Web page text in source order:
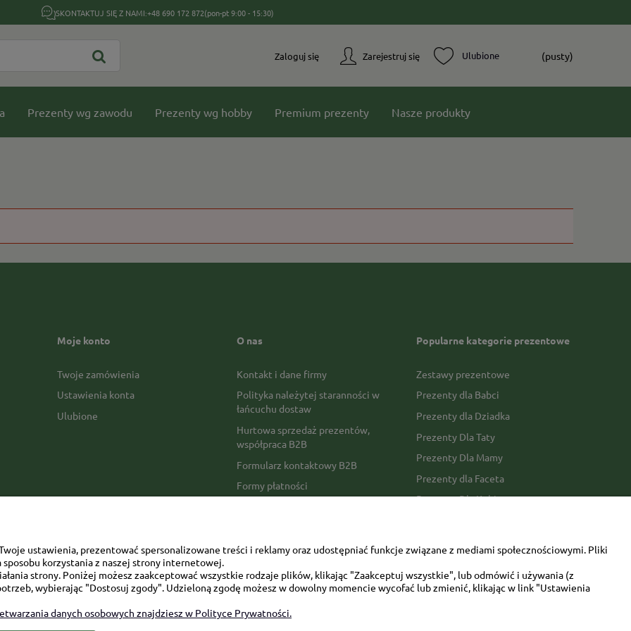
SKONTAKTUJ SIĘ Z NAMI:+48 690 172 872(pon-pt 9:00 - 15:30)
Zarejestruj się
Zaloguj się (pusty)
Prezenty wg zawodu Prezenty wg hobby Premium prezenty Nasze produkty
Moje konto
Twoje zamówienia
Ustawienia konta
Ulubione
O nas
Kontakt i dane firmy
Polityka należytej staranności w
łańcuchu dostaw
Hurtowa sprzedaż prezentów,
współpraca B2B
Formularz kontaktowy B2B
Formy płatności
Opinie Trustmate
Mapa kategorii
Popularne kategorie prezentowe
Zestawy prezentowe
Prezenty dla Babci
Prezenty dla Dziadka
Prezenty Dla Taty
Prezenty Dla Mamy
Prezenty dla Faceta
Prezenty Dla Kobiety
ustawienia, prezentować spersonalizowane treści i reklamy oraz udostępniać funkcje związane z mediami społecznościowymi. Pliki
korzystania z naszej strony internetowej.
strony. Poniżej możesz zaakceptować wszystkie rodzaje plików, klikając "Zaakceptuj wszystkie", lub odmówić i używania (z
wybierając "Dostosuj zgody". Udzieloną zgodę możesz w dowolny momencie wycofać lub zmienić, klikając w link "Ustawienia
danych osobowych znajdziesz w Polityce Prywatności.